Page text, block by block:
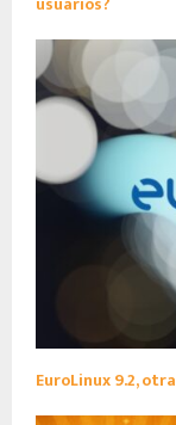
EuroLinux 9.2,